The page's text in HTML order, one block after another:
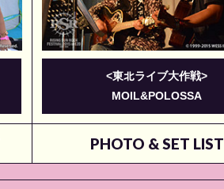
<東北ライブ大作戦>
MOIL&POLOSSA
PHOTO & SET LIST